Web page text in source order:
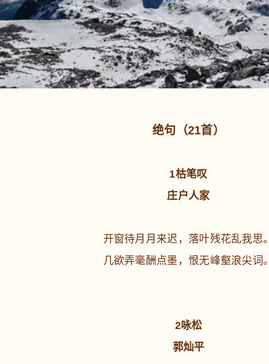
绝句（21首）
1枯笔叹
庄户人家
开窗待月月来迟，落叶残花乱我思。
几欲弄毫酬点墨，恨无峰壑浪尖词。
2咏松
郭灿平